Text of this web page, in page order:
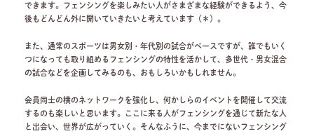
できます。フェンシングを楽しみたい人がさまざまな経験ができるよう、今
後もどんどん外に開いていきたいと考えています（＊）。
また、通常のスポーツは男女別・年代別の試合がベースですが、誰でもいく
つになっても取り組めるフェンシングの特性を活かして、多世代・男女混合
の試合などを企画してみるのも、おもしろいかもしれません。
会員同士の横のネットワークを強化し、何かしらのイベントを開催して交流
するのも楽しいと思います。ここに来る人がフェンシングを通じて新たな人
と出会い、世界が広がっていく。そんなふうに、今までにないフェンシング